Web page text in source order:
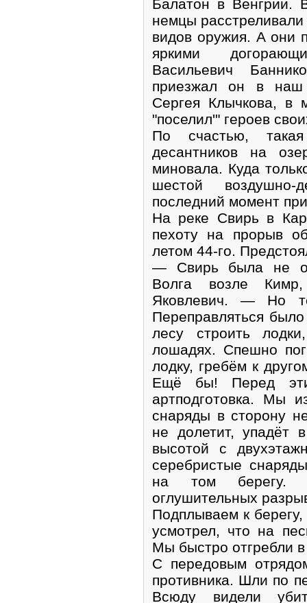
Балатон в Венгрии.
немцы
видов оружия. А они
яркими
Васильевич
приезжал он в наш
Сергея Клычкова, в
"поселил'" героев
По счастью,
десантников на
миновала. Куда
шестой
последний момент
На реке Свирь в
пехоту на прорыв
летом 44-го.
— Свирь была не
Волга возле
Яковлевич. — Но
Переправляться
лесу строить
лошадях. Спешно
лодку, гребём к
Ещё бы! Перед
артподготовка. Мы
снаряды в сторону
не долетит, упадёт
высотой с
серебристые
на том берегу.
оглушительных
Подплываем к
усмотрел, что на
Мы быстро отгребли в
С передовым
противника. Шли по
Всюду видели